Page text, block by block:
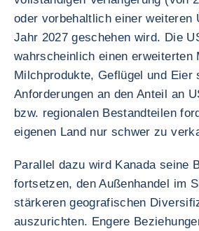
oder vorbehaltlich einer weiteren
Jahr 2027 geschehen wird. Die
wahrscheinlich einen erweiterten
Milchprodukte, Geflügel und Eier
Anforderungen an den Anteil an
bzw. regionalen Bestandteilen
eigenen Land nur schwer zu
Parallel dazu wird Kanada seine
fortsetzen, den Außenhandel im
stärkeren geografischen
auszurichten. Engere